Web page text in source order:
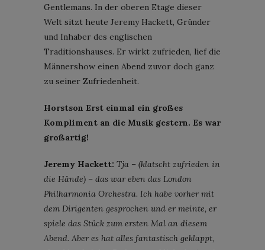
Gentlemans. In der oberen Etage dieser
Welt sitzt heute Jeremy Hackett, Gründer
und Inhaber des englischen
Traditionshauses. Er wirkt zufrieden, lief die
Männershow einen Abend zuvor doch ganz
zu seiner Zufriedenheit.
Horstson Erst einmal ein großes
Kompliment an die Musik gestern. Es war
großartig!
Jeremy Hackett: Tja – (klatscht zufrieden in
die Hände) – das war eben das London
Philharmonia Orchestra. Ich habe vorher mit
dem Dirigenten gesprochen und er meinte, er
spiele das Stück zum ersten Mal an diesem
Abend. Aber es hat alles fantastisch geklappt,